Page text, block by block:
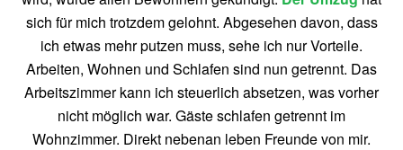
sich für mich trotzdem gelohnt. Abgesehen davon, dass
ich etwas mehr putzen muss, sehe ich nur Vorteile.
Arbeiten, Wohnen und Schlafen sind nun getrennt. Das
Arbeitszimmer kann ich steuerlich absetzen, was vorher
nicht möglich war. Gäste schlafen getrennt im
Wohnzimmer. Direkt nebenan leben Freunde von mir.